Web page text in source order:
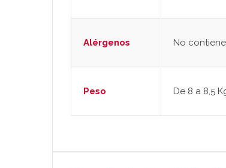
Alérgenos No
Peso De 8 a 8,5